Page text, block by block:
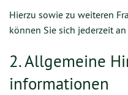
Hierzu sowie zu weiteren
können Sie sich jederzeit
2. Allgemeine
informationen